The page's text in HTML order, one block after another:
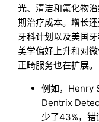
光、清洁和氟化物
期治疗成本。增长
牙科计划以及美国
美学偏好上升和对
正畸服务也在扩展。
例如，Henry
Dentrix
少了43%，错